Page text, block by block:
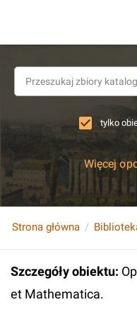
tylko
Więcej
Strona główna
Szczegóły obiektu:
et Mathematica.